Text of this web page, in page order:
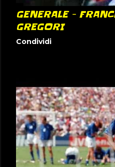
GENERALE -
GREGORI
Condividi